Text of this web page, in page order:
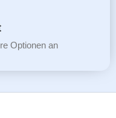
Optionen an